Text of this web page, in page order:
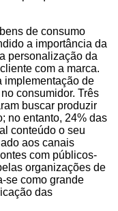
de consumo
a importância da
personalização da
com a marca.
implementação de
consumidor. Três
buscar produzir
no entanto, 24% das
conteúdo o seu
aos canais
com públicos-
organizações de
se como grande
das